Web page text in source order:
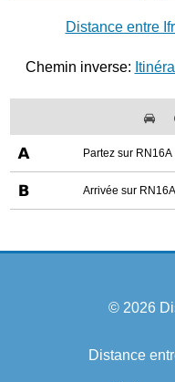
Distance entre
Chemin inverse:
Partez sur RN16A
Arrivée sur RN16A
© 2026
Distance